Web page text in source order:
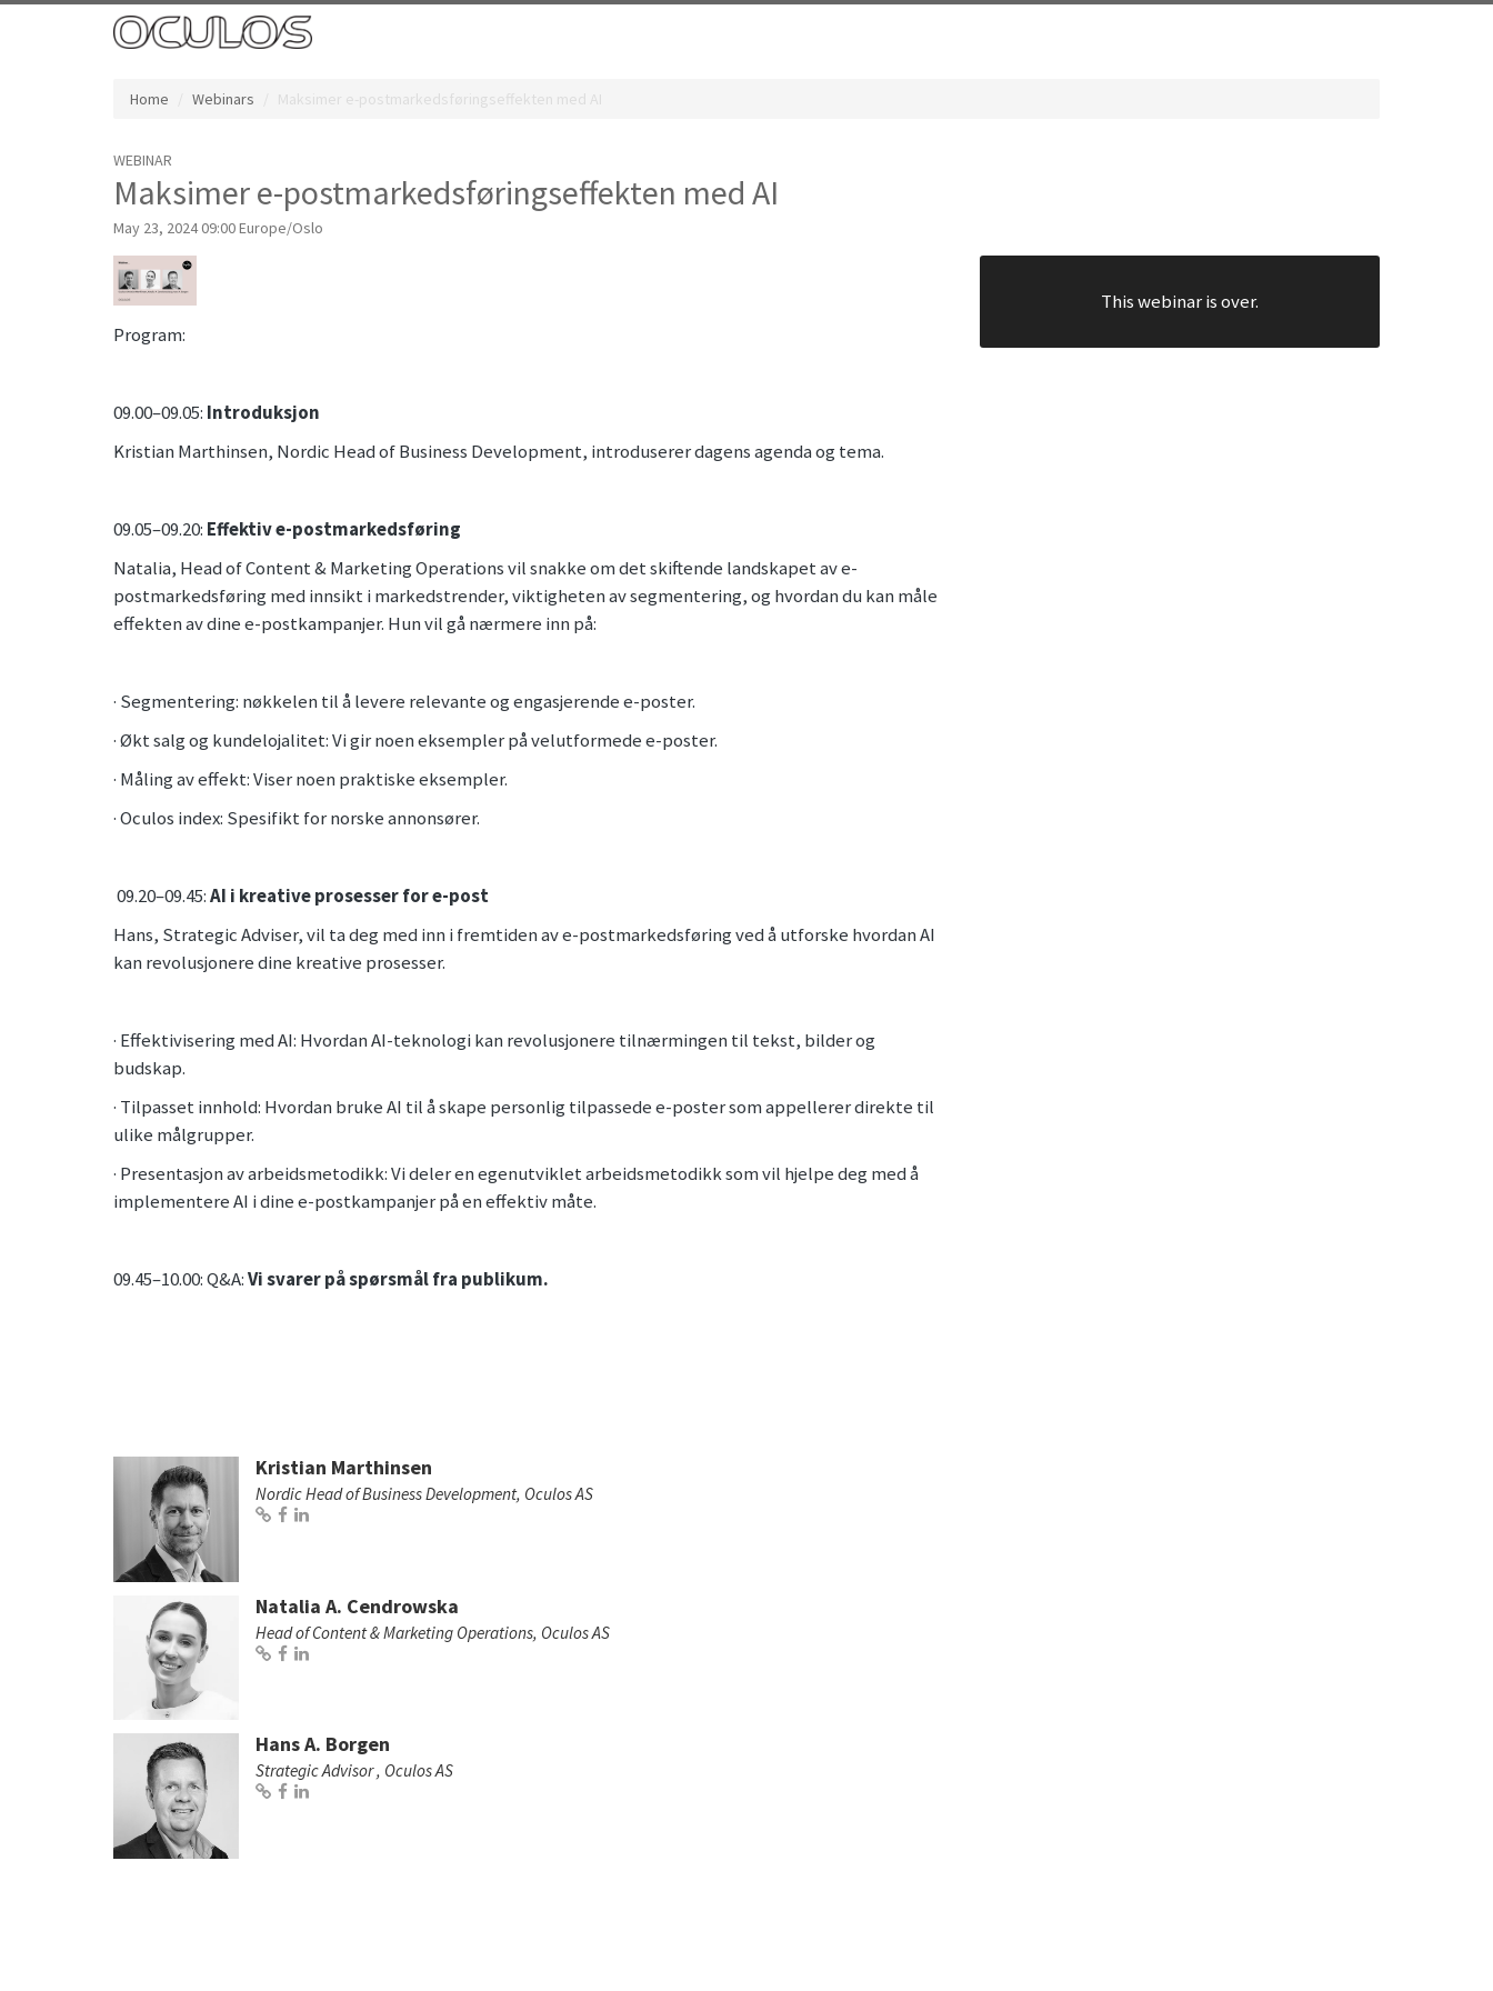
Home Webinars Maksimer e-postmarkedsføringseffekten med AI
WEBINAR
Maksimer e-postmarkedsføringseffekten med AI
May 23, 2024 09:00 Europe/Oslo
Program:
09.00–09.05: Introduksjon
Kristian Marthinsen, Nordic Head of Business Development, introduserer dagens agenda og tema.
09.05–09.20: Effektiv e-postmarkedsføring
Natalia, Head of Content & Marketing Operations vil snakke om det skiftende landskapet av e-
postmarkedsføring med innsikt i markedstrender, viktigheten av segmentering, og hvordan du kan måle
effekten av dine e-postkampanjer. Hun vil gå nærmere inn på:
· Segmentering: nøkkelen til å levere relevante og engasjerende e-poster.
· Økt salg og kundelojalitet: Vi gir noen eksempler på velutformede e-poster.
· Måling av effekt: Viser noen praktiske eksempler.
· Oculos index: Spesifikt for norske annonsører.
09.20–09.45:AI i kreative prosesser for e-post
Hans, Strategic Adviser, vil ta deg med inn i fremtiden av e-postmarkedsføring ved å utforske hvordan AI
kan revolusjonere dine kreative prosesser.
· Effektivisering med AI: Hvordan AI-teknologi kan revolusjonere tilnærmingen til tekst, bilder og
budskap.
· Tilpasset innhold: Hvordan bruke AI til å skape personlig tilpassede e-poster som appellerer direkte til
ulike målgrupper.
· Presentasjon av arbeidsmetodikk: Vi deler en egenutviklet arbeidsmetodikk som vil hjelpe deg med å
implementere AI i dine e-postkampanjer på en effektiv måte.
09.45–10.00: Q&A:Vi svarer på spørsmål fra publikum.
Kristian Marthinsen
Nordic Head of Business Development, Oculos AS
Natalia A. Cendrowska
Head of Content & Marketing Operations, Oculos AS
Hans A. Borgen
Strategic Advisor , Oculos AS
This webinar is over.